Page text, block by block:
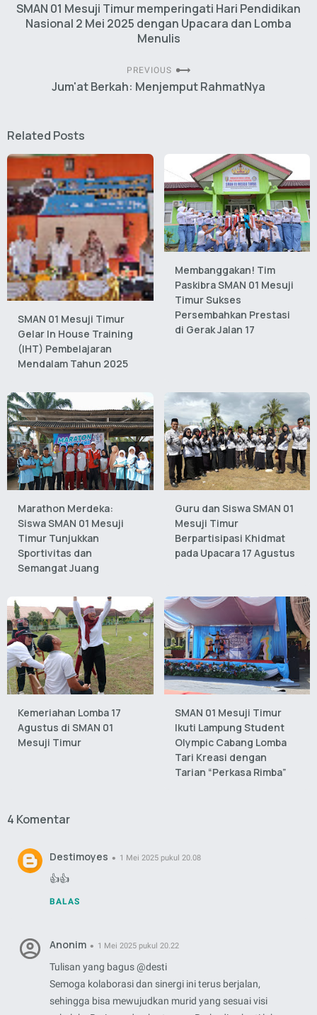
SMAN 01 Mesuji Timur memperingati Hari Pendidikan
Nasional 2 Mei 2025 dengan Upacara dan Lomba
Menulis
PREVIOUS
Jum'at Berkah: Menjemput RahmatNya
Related Posts
SMAN 01 Mesuji Timur
Gelar In House Training
(IHT) Pembelajaran
Mendalam Tahun 2025
Membanggakan! Tim
Paskibra SMAN 01 Mesuji
Timur Sukses
Persembahkan Prestasi
di Gerak Jalan 17
Marathon Merdeka:
Siswa SMAN 01 Mesuji
Timur Tunjukkan
Sportivitas dan
Semangat Juang
Guru dan Siswa SMAN 01
Mesuji Timur
Berpartisipasi Khidmat
pada Upacara 17 Agustus
Kemeriahan Lomba 17
Agustus di SMAN 01
Mesuji Timur
SMAN 01 Mesuji Timur
Ikuti Lampung Student
Olympic Cabang Lomba
Tari Kreasi dengan
Tarian “Perkasa Rimba”
4 Komentar
Destimoyes 1 Mei 2025 pukul 20.08
👍👍
BALAS
Anonim 1 Mei 2025 pukul 20.22
Tulisan yang bagus @desti
Semoga kolaborasi dan sinergi ini terus berjalan,
sehingga bisa mewujudkan murid yang sesuai visi